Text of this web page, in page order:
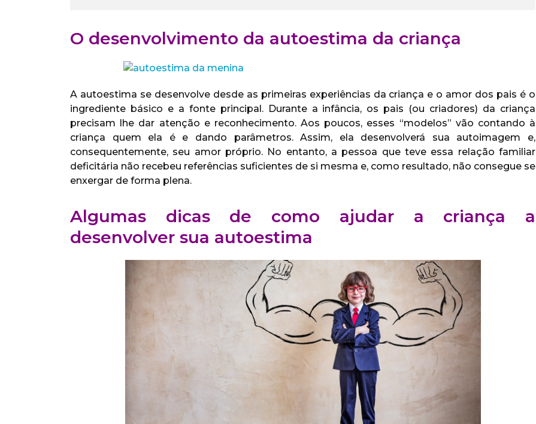
O desenvolvimento da autoestima da criança
A autoestima se desenvolve desde as primeiras experiências da criança e o amor dos pais é o
ingrediente básico e a fonte principal. Durante a infância, os pais (ou criadores) da criança
precisam lhe dar atenção e reconhecimento. Aos poucos, esses “modelos” vão contando à
criança quem ela é e dando parâmetros. Assim, ela desenvolverá sua autoimagem e,
consequentemente, seu amor próprio. No entanto, a pessoa que teve essa relação familiar
deficitária não recebeu referências suficientes de si mesma e, como resultado, não consegue se
enxergar de forma plena.
Algumas dicas de como ajudar a criança a
desenvolver sua autoestima